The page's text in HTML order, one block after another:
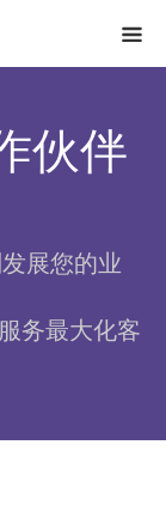
伙伴
展您的业
务最大化客